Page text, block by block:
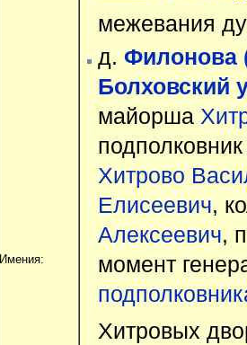
Имения:
межевания
д. Филонова
Болховский
майорша
Хитрово
Елисеевич,
Алексеевич,
момент
Хитровых